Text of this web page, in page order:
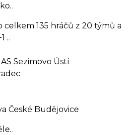
celkem 135 hráčů z 20 týmů a
..
Sezimovo Ústí
České Budějovice